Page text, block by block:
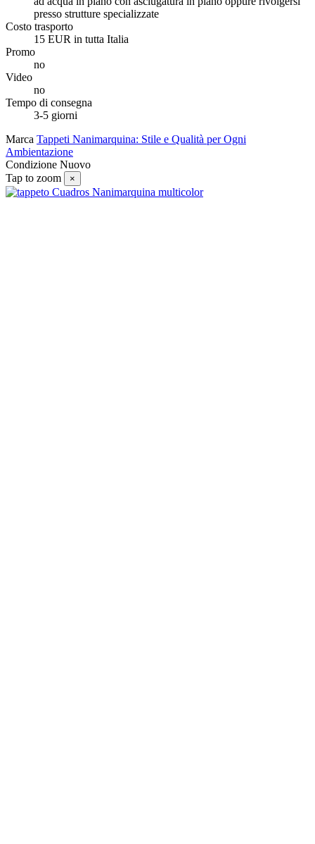
presso strutture specializzate
Costo trasporto
15 EUR in tutta Italia
Promo
no
Video
no
Tempo di consegna
3-5 giorni
Marca Tappeti Nanimarquina: Stile e Qualità per Ogni
Ambientazione
Condizione Nuovo
Tap to zoom
×